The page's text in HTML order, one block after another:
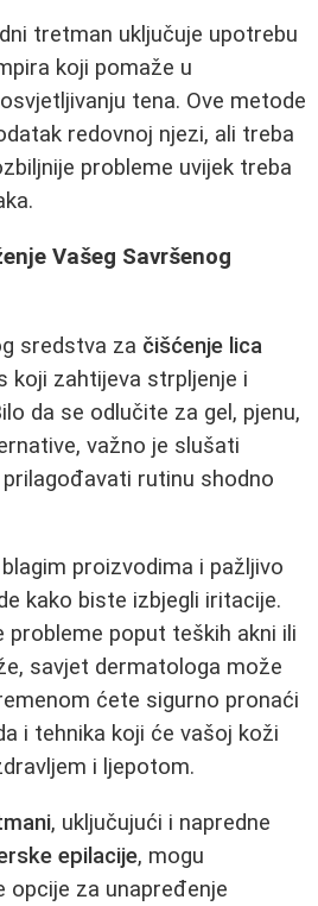
tretman uključuje upotrebu
koji pomaže u
tena. Ove metode
redovnoj njezi, ali treba
probleme uvijek treba
Vašeg Savršenog
sredstva za čišćenje lica
koji zahtijeva strpljenje i
da se odlučite za gel, pjenu,
važno je slušati
rutinu shodno
proizvodima i pažljivo
kako biste izbjegli iritacije.
poput teških akni ili
savjet dermatologa može
ćete sigurno pronaći
i tehnika koji će vašoj koži
i ljepotom.
, uključujući i napredne
epilacije, mogu
opcije za unapređenje